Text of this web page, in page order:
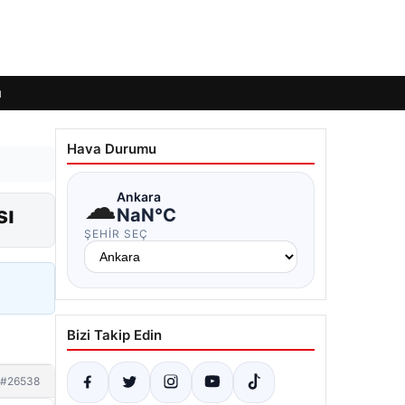
#26538
Hava Durumu
☁Ankara
NaN°C
ŞEHIR SEÇ
Bizi Takip Edin